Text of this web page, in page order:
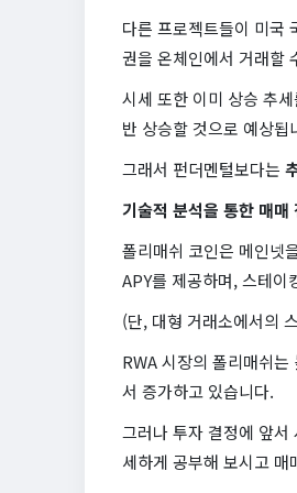
다른 프로젝트들이 미국
권을 온체인에서 거래할
시세 또한 이미 상승 추
반 상승할 것으로 예상됩
그래서 펀더멘털보다는
기술적 분석을 통한 매매
폴리매쉬 코인은 메인넷
APY를 제공하며, 스테이
(단, 대형 거래소에서의
RWA 시장의 폴리매쉬
서 증가하고 있습니다.
그러나 투자 결정에 앞
세하게 공부해 보시고